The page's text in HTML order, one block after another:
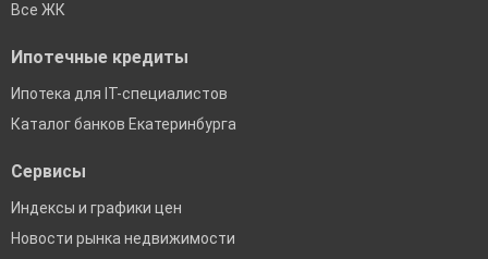
Все ЖК
Ипотечные кредиты
Ипотека для IT-специалистов
Каталог банков Екатеринбурга
Сервисы
Индексы и графики цен
Новости рынка недвижимости